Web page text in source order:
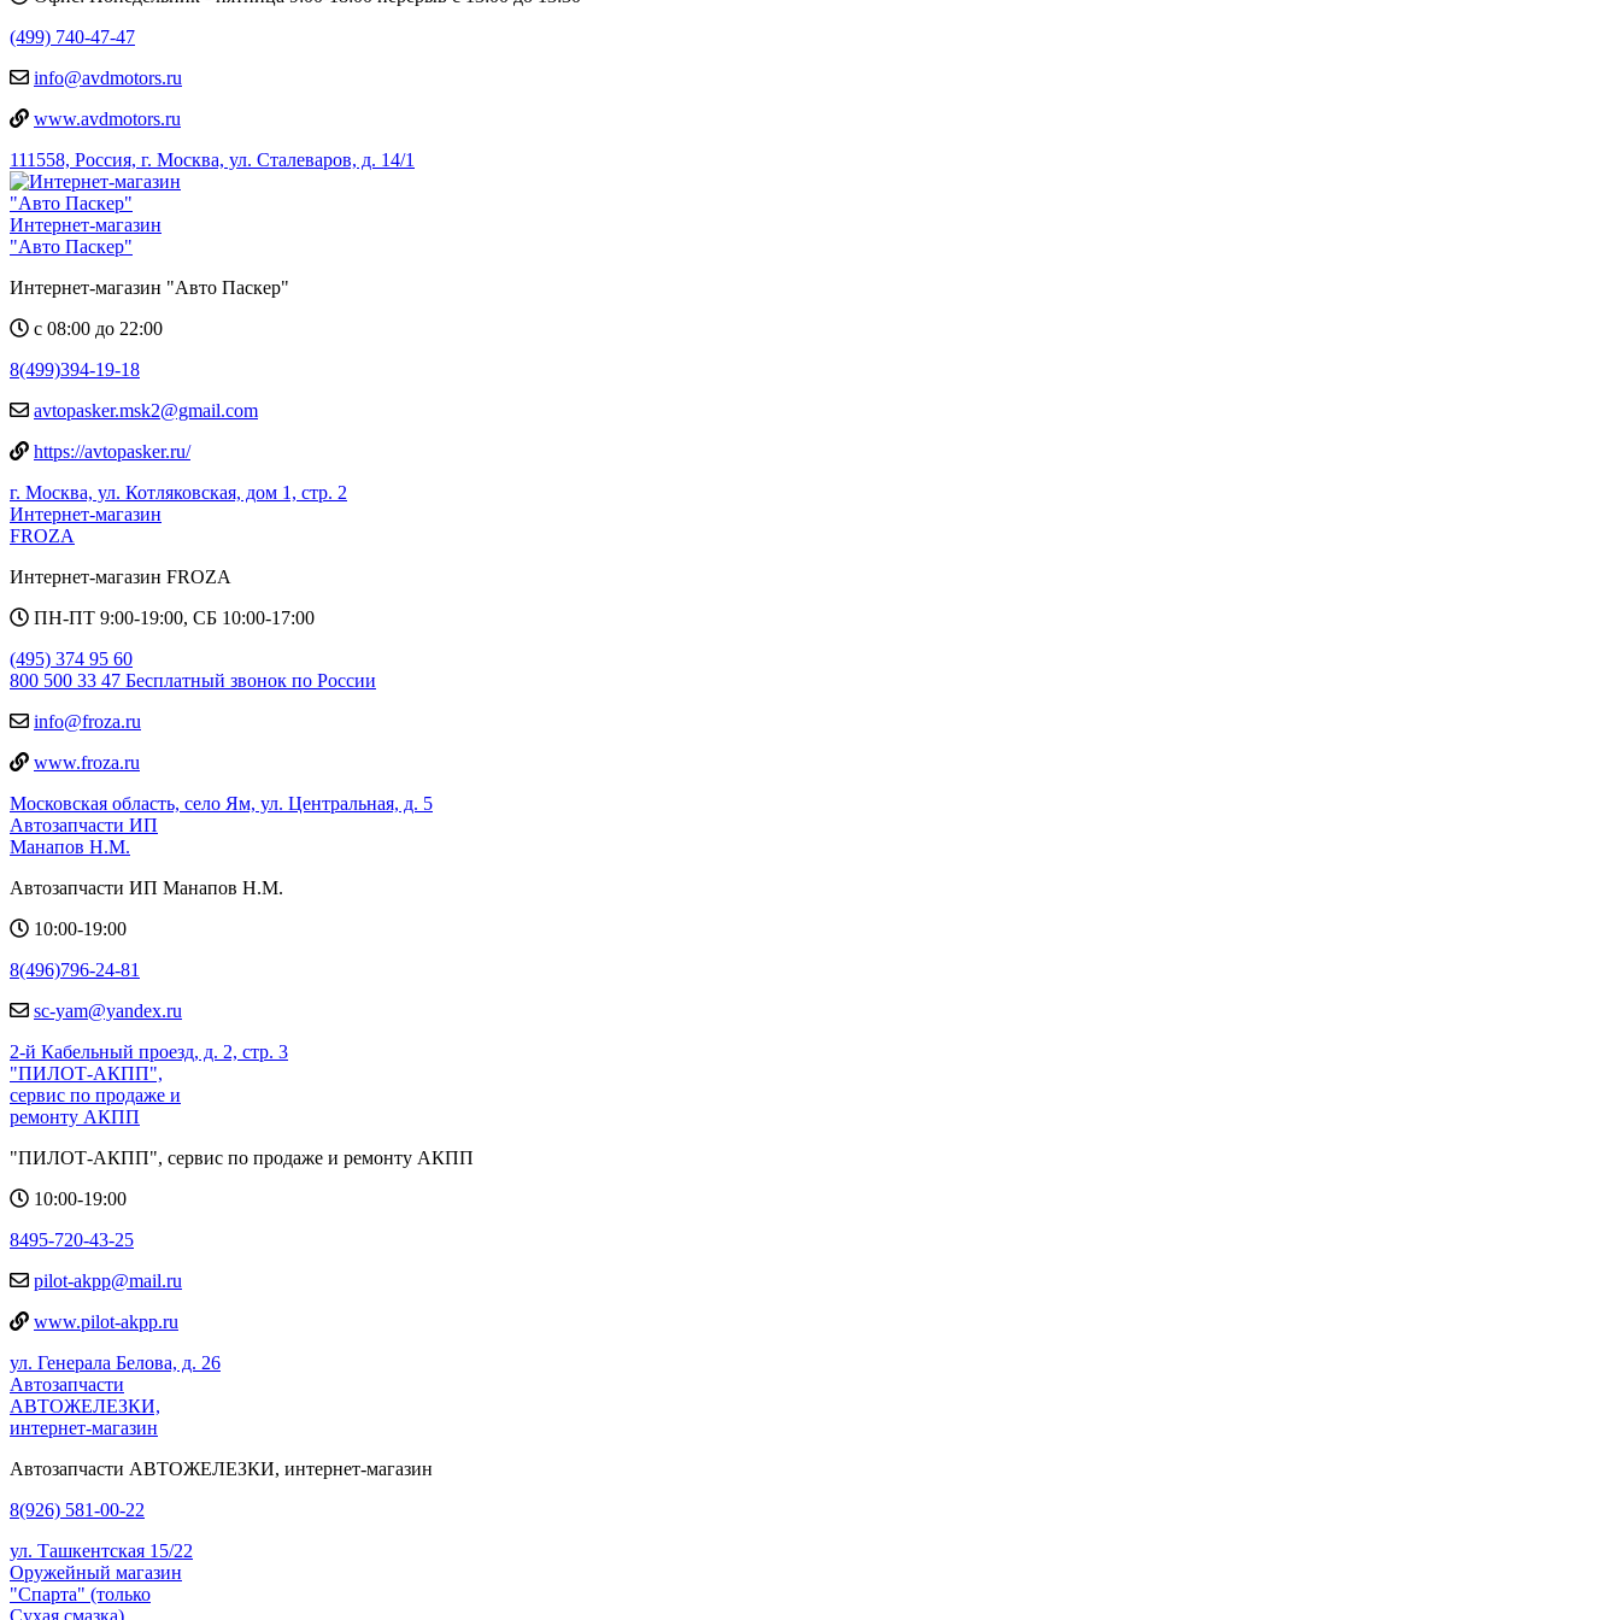
(499) 740-47-47
info@avdmotors.ru
www.avdmotors.ru
111558, Россия, г. Москва, ул. Сталеваров, д. 14/1
Интернет-магазин
"Авто Паскер"
Интернет-магазин "Авто Паскер"
c 08:00 до 22:00
8(499)394-19-18
avtopasker.msk2@gmail.com
https://avtopasker.ru/
г. Москва, ул. Котляковская, дом 1, стр. 2
Интернет-магазин
FROZA
Интернет-магазин FROZA
ПН-ПТ 9:00-19:00, СБ 10:00-17:00
(495) 374 95 60
800 500 33 47 Бесплатный звонок по России
info@froza.ru
www.froza.ru
Московская область, село Ям, ул. Центральная, д. 5
Автозапчасти ИП
Манапов Н.М.
Автозапчасти ИП Манапов Н.М.
10:00-19:00
8(496)796-24-81
sc-yam@yandex.ru
2-й Кабельный проезд, д. 2, стр. 3
"ПИЛОТ-АКПП",
сервис по продаже и
ремонту АКПП
"ПИЛОТ-АКПП", сервис по продаже и ремонту АКПП
10:00-19:00
8495-720-43-25
pilot-akpp@mail.ru
www.pilot-akpp.ru
ул. Генерала Белова, д. 26
Автозапчасти
АВТОЖЕЛЕЗКИ,
интернет-магазин
Автозапчасти АВТОЖЕЛЕЗКИ, интернет-магазин
8(926) 581-00-22
ул. Ташкентская 15/22
Оружейный магазин
"Спарта" (только
Сухая смазка)